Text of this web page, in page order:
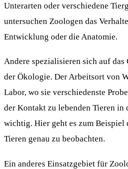
Unterarten oder verschiedene
untersuchen Zoologen das
Entwicklung oder die Anatomie.
Andere spezialisieren sich auf das
der Ökologie. Der Arbeitsort von
Labor, wo sie verschiedenste
der Kontakt zu lebenden Tieren
wichtig. Hier geht es zum Beispiel
Tieren genau zu beobachten.
Ein anderes Einsatzgebiet für